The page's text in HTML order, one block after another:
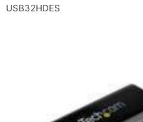
USB32HDES